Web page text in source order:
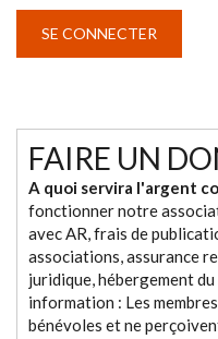
FAIRE UN
A quoi servira l'argent
fonctionner notre
avec AR, frais de
associations, assurance
juridique, hébergement
information : Les
bénévoles et ne